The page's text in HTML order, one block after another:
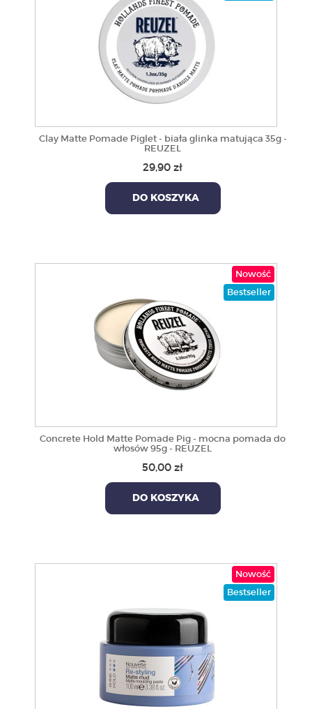
Clay Matte Pomade Piglet - biała glinka matująca 35g -
REUZEL
29,90 zł
DO KOSZYKA
Nowość
Bestseller
Concrete Hold Matte Pomade Pig - mocna pomada do
włosów 95g - REUZEL
50,00 zł
DO KOSZYKA
Nowość
Bestseller